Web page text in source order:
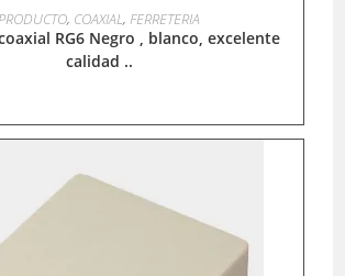
LEER MÁS
PRODUCTO, COAXIAL, FERRETERIA
RG6 Negro , blanco, excelente
calidad ..